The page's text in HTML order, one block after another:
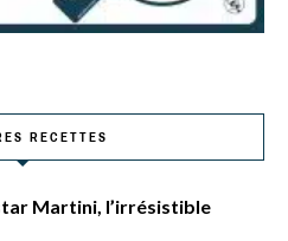
RECETTES
Martini, l’irrésistible